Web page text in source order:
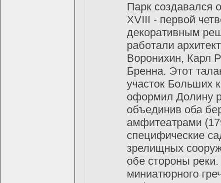
Парк создавался
XVIII - первой
декоративным
работали
Воронихин, Карл
Бренна. Этот
участок Больших
оформил Долину
объединив оба
амфитеатрами
специфические
зрелищных
обе стороны
миниатюрного